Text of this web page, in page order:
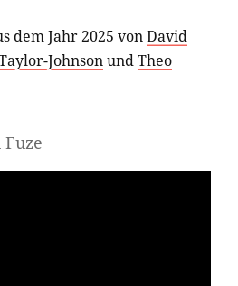
dem Jahr 2025 vonDavid
JohnsonundTheo